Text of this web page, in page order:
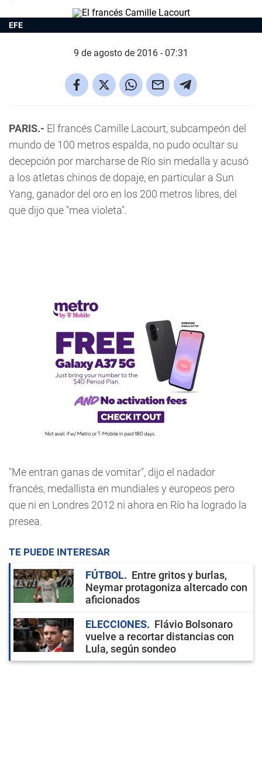
EFE
9 de agosto de 2016 - 07:31
PARIS.- El francés Camille Lacourt, subcampeón del
mundo de 100 metros espalda, no pudo ocultar su
decepción por marcharse de Río sin medalla y acusó
a los atletas chinos de dopaje, en particular a Sun
Yang, ganador del oro en los 200 metros libres, del
que dijo que "mea violeta".
"Me entran ganas de vomitar", dijo el nadador
francés, medallista en mundiales y europeos pero
que ni en Londres 2012 ni ahora en Río ha logrado la
presea.
TE PUEDE INTERESAR
FÚTBOL
Entre gritos y burlas,
Neymar protagoniza altercado con
aficionados
ELECCIONES
Flávio Bolsonaro
vuelve a recortar distancias con
Lula, según sondeo